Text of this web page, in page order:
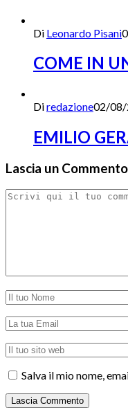
Di Leonardo Pisani
COME IN
Diredazione02/
EMILIO
Lascia un Commento
Salva il mio nome,